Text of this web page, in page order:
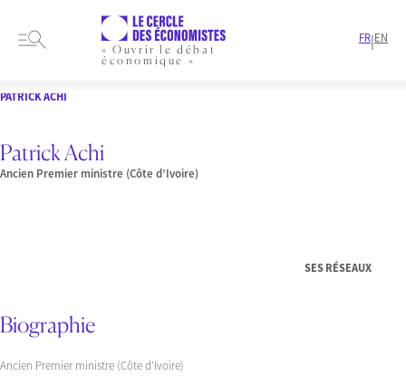
« Ouvrir le débat
économique »
FR|EN
PATRICK ACHI
Patrick Achi
Ancien Premier ministre (Côte d’Ivoire)
SES RÉSEAUX
Biographie
Ancien Premier ministre (Côte d’Ivoire)